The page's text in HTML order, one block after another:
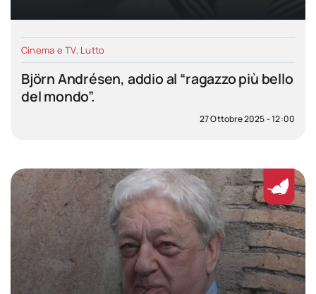
Cinema e TV, Lutto
Björn Andrésen, addio al “ragazzo più bello
del mondo”.
27 Ottobre 2025 - 12:00